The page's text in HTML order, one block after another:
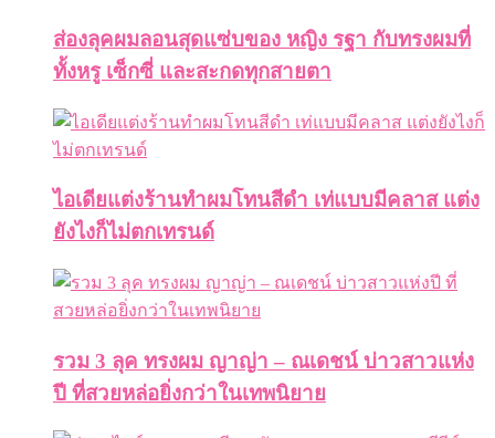
ส่องลุคผมลอนสุดแซ่บของ หญิง รฐา กับทรงผมที่
ทั้งหรู เซ็กซี่ และสะกดทุกสายตา
ไอเดียแต่งร้านทำผมโทนสีดำ เท่แบบมีคลาส แต่ง
ยังไงก็ไม่ตกเทรนด์
รวม 3 ลุค ทรงผม ญาญ่า – ณเดชน์ บ่าวสาวแห่ง
ปี ที่สวยหล่อยิ่งกว่าในเทพนิยาย